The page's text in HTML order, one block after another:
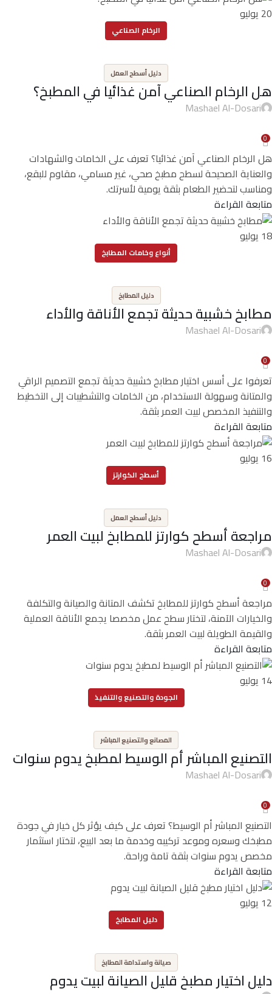
20 يوليو
الرخام الصناعي
دليل أسطح العمل
هل الرخام الصناعي آمن غذائيا في المطبخ؟
Mashael Al-Dosari
0
هل الرخام الصناعي آمن غذائيا؟ تعرف على الخامات والشهادات
والعناية الصحيحة لسطح مطبخ صحي، غير مسامي، مقاوم للبقع،
ومناسب لتحضير الطعام بثقة يومية لأسرتك.
متابعة القراءة
18 يوليو
أنواع وخامات المطابخ
دليل المطابخ
مطابخ خشبية حديثة تجمع الأناقة والأداء
Mashael Al-Dosari
0
تعرفوا على أسس اختيار مطابخ خشبية حديثة تجمع التصميم الراقي
والمتانة وسهولة الاستخدام، من الخامات والتشطيبات إلى التخطيط
والتنفيذ المخصص لبيت العمر بثقة.
متابعة القراءة
16 يوليو
أسطح الكوارتز
دليل أسطح العمل
مراجعة أسطح كوارتز للمطابخ لبيت العمر
Mashael Al-Dosari
0
مراجعة أسطح كوارتز للمطابخ تكشف المتانة والصيانة والتكلفة
والخيارات الآمنة، لتختار سطح عمل مخصصا يجمع الأناقة العملية
والقيمة الطويلة لبيت العمر بثقة.
متابعة القراءة
14 يوليو
الجودة والتصنيع والتنفيذ
المصانع والتصنيع المباشر
التصنيع المباشر أم الوسيط لمطبخ يدوم سنوات
Mashael Al-Dosari
0
التصنيع المباشر أم الوسيط؟ تعرف على كيف يؤثر كل خيار في جودة
مطبخك وسعره وموعد تركيبه وخدمة ما بعد البيع، لتختار استثمار
مخصص يدوم سنوات بثقة تامة وراحة.
متابعة القراءة
12 يوليو
دليل المطابخ
صيانة واستدامة المطابخ
دليل اختيار مطبخ قليل الصيانة لبيت يدوم